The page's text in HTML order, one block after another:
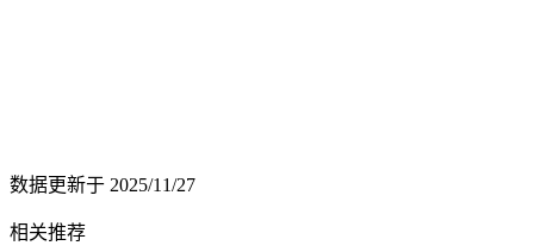
数据更新于 2025/11/27
相关推荐